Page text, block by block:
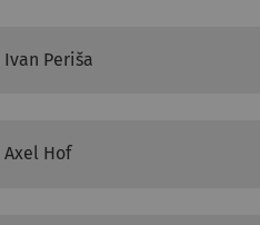
Ivan Periša
Axel Hof